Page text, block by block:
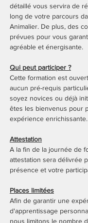
détaillé vous servira de
long de votre parcours
Animalier. De plus, des
prévues pour vous
agréable et énergisante.
Qui peut participer ?
Cette formation est
aucun pré-requis
soyez novices ou déjà
êtes les bienvenus pour
expérience enrichissante.
Attestation
A la fin de la journée de
attestation sera délivrée
présence et votre
Places limitées
Afin de garantir une
d'apprentissage
nous limitons le nombre